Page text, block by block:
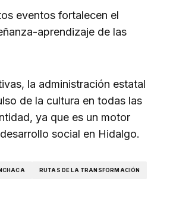
eventos fortalecen el
aprendizaje de las
la administración estatal
de la cultura en todas las
ya que es un motor
social en Hidalgo.
RUTAS DE LA TRANSFORMACIÓN